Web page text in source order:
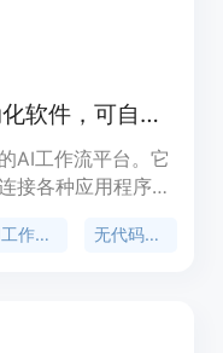
AI驱动的无代码工作流自动化软件，可自动化营销、销售和运营工作流。
AI工作流平台。它
接各种应用程序，
主要优点包括无需
AI工作流自动化 无代码平台